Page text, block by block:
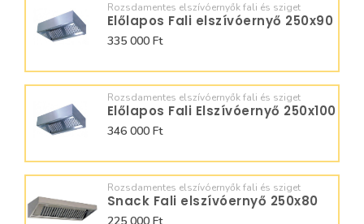
Rozsdamentes elszívóernyők fali és sziget
Előlapos Fali elszívóernyő 250x90
335 000 Ft
Rozsdamentes elszívóernyők fali és sziget
Előlapos Fali Elszívóernyő 250x100
346 000 Ft
Rozsdamentes elszívóernyők fali és sziget
Snack Fali elszívóernyő 250x80